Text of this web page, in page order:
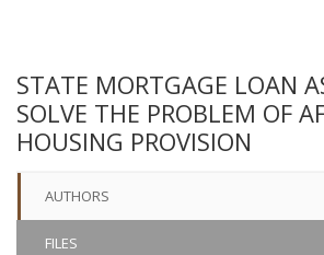
STATE MORTGAGE LOAN
SOLVE THE PROBLEM OF
HOUSING PROVISION
AUTHORS
FILES